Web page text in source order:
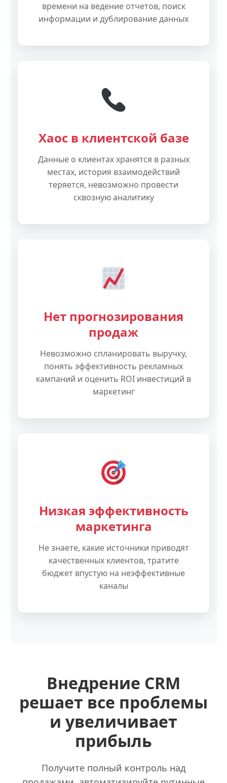
времени на ведение отчетов, поиск
информации и дублирование данных
Хаос в клиентской базе
Данные о клиентах хранятся в разных
местах, история взаимодействий
теряется, невозможно провести
сквозную аналитику
Нет прогнозирования
продаж
Невозможно спланировать выручку,
понять эффективность рекламных
кампаний и оценить ROI инвестиций в
маркетинг
Низкая эффективность
маркетинга
Не знаете, какие источники приводят
качественных клиентов, тратите
бюджет впустую на неэффективные
каналы
Внедрение CRM
решает все проблемы
и увеличивает
прибыль
Получите полный контроль над